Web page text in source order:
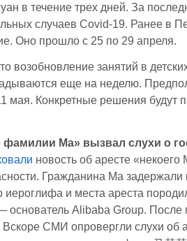
в течение трех дней. За
случаев Covid-19. Ранее в
Оно прошло с 25 по 29 апреля.
возобновление занятий в
еще на неделю.
мая. Конкретные решения будут
Ма» вызвал слухи о
новость об аресте «некоего
Гражданина Ма задержали
и места ареста
Alibaba Group. После
Вскоре СМИ опровергли слухи